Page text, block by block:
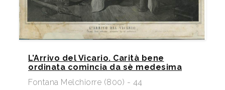
L’Arrivo del Vicario. Carità bene
ordinata comincia da sè medesima
Fontana Melchiorre (800) - 44